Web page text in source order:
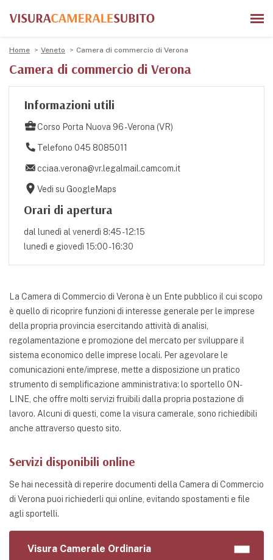
Home Veneto Camera di commercio di Verona
Camera di commercio di Verona
Informazioni utili
Corso Porta Nuova 96 - Verona (VR)
Telefono 045 8085011
cciaa.verona@vr.legalmail.camcom.it
Vedi su GoogleMaps
Orari di apertura
dal lunedì al venerdì 8:45 - 12:15
lunedì e giovedì 15:00 - 16:30
La Camera di Commercio di Verona è un Ente pubblico il cui scopo
è quello di ricoprire funzioni di interesse generale per le imprese
della propria provincia esercitando attività di analisi,
regolamentazione e promozione del mercato per sviluppare il
sistema economico delle imprese locali. Per agevolare le
comunicazioni ente/imprese, mette a disposizione un pratico
strumento di semplificazione amministrativa: lo sportello ON-
LINE, che offre molti servizi fruibili dalla propria postazione di
lavoro. Alcuni di questi, come la visura camerale, sono richiedibili
anche attraverso questo sito.
Servizi disponibili online
Se hai necessità di reperire documenti della Camera di Commercio
di Verona puoi richiederli qui online, evitando spostamenti e file
agli sportelli.
Visura Camerale Ordinaria